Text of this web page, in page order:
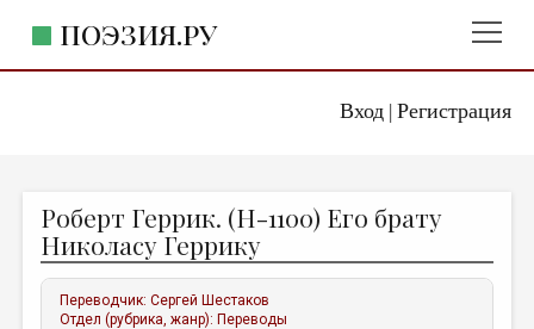
Вход| Регистрация
ПОЭЗИЯ.РУ
ЖАНРЫ
АВТОРЫ
КОММЕНТАРИИ
Роберт Геррик. (H-1100) Его брату
Николасу Геррику
Переводчик:Сергей Шестаков
Отдел (рубрика, жанр): Переводы